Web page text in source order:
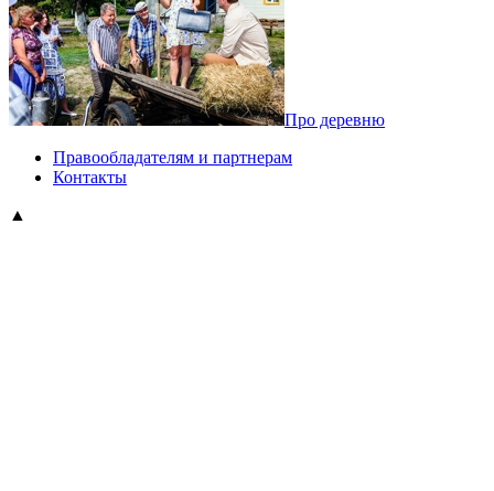
Про деревню
Правообладателям и партнерам
Контакты
▲